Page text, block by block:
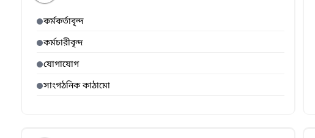
কর্মকর্তাবৃন্দ
কর্মচারীবৃন্দ
যোগাযোগ
সাংগঠনিক কাঠামো